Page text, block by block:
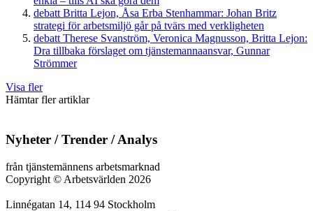
debatt Britta Lejon, Åsa Erba Stenhammar: Johan Britz
strategi för arbetsmiljö går på tvärs med verkligheten
debatt Therese Svanström, Veronica Magnusson, Britta Lejon:
Dra tillbaka förslaget om tjänstemannaansvar, Gunnar
Strömmer
Visa fler
Hämtar fler artiklar
Nyheter / Trender / Analys
från tjänstemännens arbetsmarknad
Copyright © Arbetsvärlden 2026
Linnégatan 14, 114 94 Stockholm